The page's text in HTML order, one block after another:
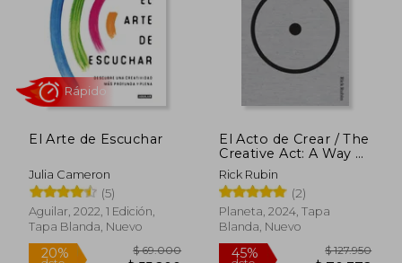
El Arte de Escuchar
Julia Cameron
(5)
Aguilar, 2022, 1 Edición,
Tapa Blanda, Nuevo
Rápido
El Acto de Crear / The
Creative Act: A Way of
Being
Rick Rubin
(2)
Planeta, 2024, Tapa
Blanda, Nuevo